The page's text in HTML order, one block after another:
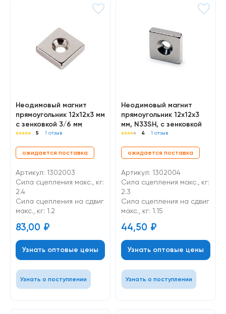
Неодимовый магнит
прямоугольник 12х12х3 мм
с зенковкой 3/6 мм
5 1 отзыв
ожидается поставка
Артикул: 1302003
Сила сцепления макс., кг:
2.4
Cила сцепления на сдвиг
макс., кг: 1.2
83,00 ₽
Узнать оптовые цены
Узнать о поступлении
Неодимовый магнит
прямоугольник 12х12х3
мм, N33SH, с зенковкой
4 1 отзыв
ожидается поставка
Артикул: 1302004
Сила сцепления макс., кг:
2.3
Cила сцепления на сдвиг
макс., кг: 1.15
44,50 ₽
Узнать оптовые цены
Узнать о поступлении